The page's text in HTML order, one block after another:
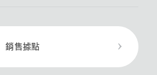
銷售據點